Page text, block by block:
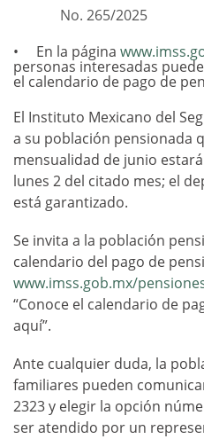
No. 265/2025
En la página
personas interesadas
el calendario de pago de
El Instituto Mexicano del
a su población pensionada
mensualidad de junio
lunes 2 del citado mes; el
está garantizado.
Se invita a la población
calendario del pago de
www.imss.gob.mx/
“Conoce el calendario de
aquí”.
Ante cualquier duda, la
familiares pueden
2323 y elegir la opción
ser atendido por un